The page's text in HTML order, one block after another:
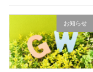
お知らせ